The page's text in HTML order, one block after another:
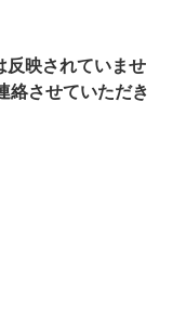
映されていませ
絡させていただき